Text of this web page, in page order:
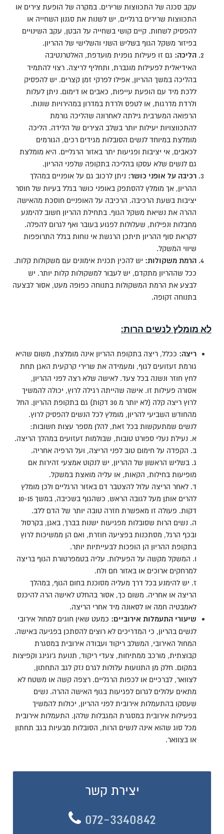
עקב סכנה של התכווצות שרירים. במקרה של הופעת צירים או
התכווצות שרירים ברגליים, יש לשנות את סגנון השחייה או
להפסיק לשחות. קיים קושי בשחייה על הבטן, עקב השינויים
בפיזור משקל הגוף בשליש השני והשלישי של ההריון.
הליכה: גם זו פעילות גופנית מועדפת, האלטרנטיבה
האידיאלית לפעילות מוגברת, ותחליף לריצה. רצוי להתמיד
בהליכה במשך ההריון, אפילו לפרקי זמן קצרים. יש להפסיק
ללכת מיד עם הופעת עייפות, כאבים או דימום. ניתן לעלות
ולרדת מדרגות, או לטפס ולרדת במדרון במהירויות שונות.
הרפואה המערבית גילתה לאחרונה שהליכה גורמת
להתכווצויות יעילות יותר בשלב הצירים של הלידה. הליכה
מומלצת במיוחד לנשים הסובלות מגידים רכים, הגורמים
לכאבים, אי יציבות ופגיעות יתר באזור הרגליים. היא מומלצת
גם לנשים שלא עסקו בהליכה בתקופה שלפני ההריון.
רכיבה על אופני כושר: ניתן לרכוב גם על אופניים במהלך
ההריון, אך מומלץ להסתפק באופני כושר בגלל בעיות של חוסר
יציבות בשעת הרכיבה. הרכיבה על האופניים חוסכת מהאישה
ההרה את נשיאת משקל הגוף. בתחילת ההריון חשוב להימנע
מחבלות ונפילות, שעלולות לפגוע בעובר ואף לגרום להפלה.
לקראת סוף ההריון תיתכן הרגשת אי נוחות בגלל התרופפות
שיווי המשקל.
הרמת משקולות: יש להכין תכנית אימונים עם משקולות קלות.
ככל שההריון מתקדם, יש לעבור למשקולות קלות יותר. יש
לבצע את הרמת המשקולות בתנוחה כפופה מעט, אסור לבצעה
בתנוחה זקופה.
לא מומלץ לנשים הרות:
ריצה: ככלל, ריצה בתקופת ההריון אינה מומלצת, משום שהיא
גורמת זעזועים לגוף, ומעמידה את שרירי קרקעית האגן תחת
לחץ חוזר ונשנה בכל צעד. לאישה שלא רצה לפני ההריון,
אסורה פעילות זו. אישה שהייתה רגילה לרוץ, יכולה להמשיך
לרוץ ריצה קלה (לא יותר מ 30 דקות) גם בתקופת ההריון. החל
מהחודש השביעי להריון, מומלץ לכל הנשים להפסיק לרוץ.
לנשים שמתעקשות בכל זאת, להלן מספר עצות חשובות:
א. נעילת נעלי ספורט טובות, שבולמות זעזועים במהלך הריצה.
ב. הקפדה על חימום טוב לפני הריצה, ועל הרפיה אחריה.
ג. בשליש הראשון של ההריון, יש לנקוט אמצעי זהירות אם
מופיעות בחילות, הקאות, או עליה מואצת במשקל.
ד. לאחר הריצה עלול להצטבר דם באזור הרגליים ולכן מומלץ
להרים אותן מעל לגובה הראש, כשהגוף בשכיבה, במשך 10-15
דקות. פעולה זו מאפשרת חזרה טובה יותר של הדם ללב.
ה. נשים הרות שסובלות מפגיעות ישנות בברך, באגן, בקרסול
ובכף הרגל, מסתכנות בפציעה חוזרת, ואם הן ממשיכות לרוץ
בתקופת ההריון הן הופכות לבעייתיות יותר.
ו. המשקל מקשה על הפעילות. עליה בטמפרטורת הגוף בריצה
למרחקים ארוכים או באזור חם ולח.
ז. יש להימנע בכל דרך מעליה מסוכנת בחום הגוף, במהלך
הריצה או אחריה. משום כך, אסור בהחלט לאישה הרה להיכנס
לאמבטיה חמה או לסאונה מיד אחרי הריצה.
שיעורי התעמלות אירוביים: כמעט שאין חוגים למחול אירובי
לנשים בהריון, כי המדריכים לא רוצים להסתכן בפגיעה באישה.
המחול האירובי, המשלב ריקוד ועבודה אירובית במסגרת
קבוצתית, מורכב ממתיחות, צעדי ריקוד, תנועת ג'וגינג וקפיצות
במקום. חלק מן התנועות עלולות לגרם נזק לגב התחתון,
לצוואר, לברכיים או לכפות הרגליים. רצפה קשה או משטח לא
מתאים עלולים לגרום לפגיעות בגוף האישה ההרה. נשים
שעסקו בהתעמלות אירובית לפני ההריון, יכולות להמשיך
בפעילות אירובית במסגרת המגבלות שלהן. התעמלות אירובית
מכל סוג שהוא אינה לנשים הרות, הסובלות מבעיות בגב תחתון
או בצוואר.
יצירת קשר
072-3340842